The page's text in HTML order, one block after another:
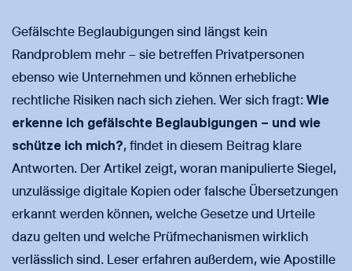
Gefälschte Beglaubigungen sind längst kein
Randproblem mehr – sie betreffen Privatpersonen
ebenso wie Unternehmen und können erhebliche
rechtliche Risiken nach sich ziehen. Wer sich fragt: Wie
erkenne ich gefälschte Beglaubigungen – und wie
schütze ich mich?, findet in diesem Beitrag klare
Antworten. Der Artikel zeigt, woran manipulierte Siegel,
unzulässige digitale Kopien oder falsche Übersetzungen
erkannt werden können, welche Gesetze und Urteile
dazu gelten und welche Prüfmechanismen wirklich
verlässlich sind. Leser erfahren außerdem, wie Apostille